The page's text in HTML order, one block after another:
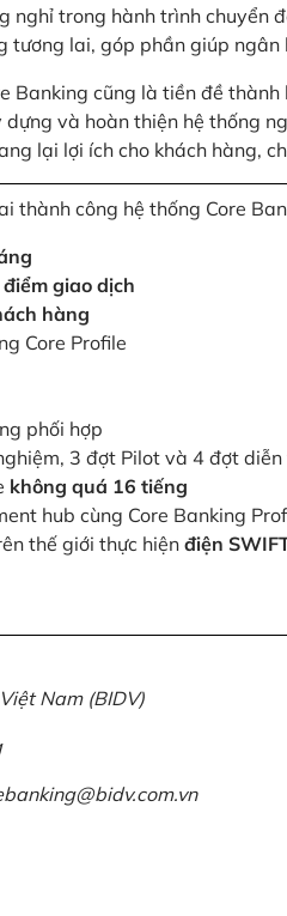
nghỉ trong hành trình chuyển
tương lai, góp phần giúp
Banking cũng là tiền đề
và hoàn thiện hệ thống
lại lợi ích cho khách hàng,
thành công hệ thống Core
giao dịch
hàng
Core Profile
phối hợp
3 đợt Pilot và 4 đợt
không quá 16 tiếng
hub cùng Core Banking
thế giới thực hiện điện
Nam (BIDV)